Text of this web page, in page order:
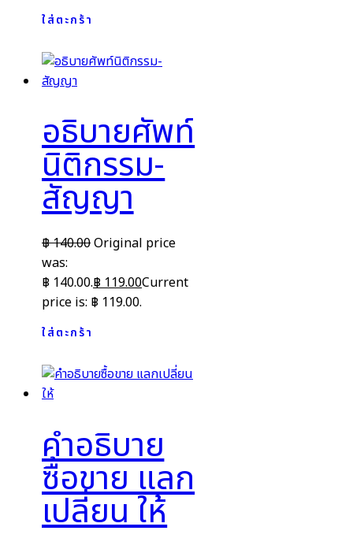
ใส่ตะกร้า
อธิบายศัพท์
นิติกรรม-
สัญญา
฿140.00Original price
was:
฿ 140.00.฿119.00Current
price is: ฿ 119.00.
ใส่ตะกร้า
คำอธิบาย
ซื้อขาย แลก
เปลี่ยน ให้